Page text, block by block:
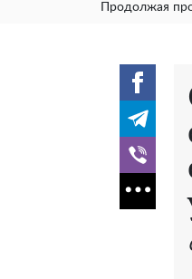
Продолжая